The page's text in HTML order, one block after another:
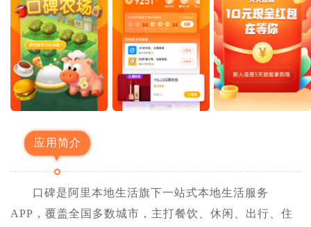
应用简介
口碑是阿里本地生活旗下一站式本地生活服务
APP，覆盖全国多数城市，主打餐饮、休闲、出行、住